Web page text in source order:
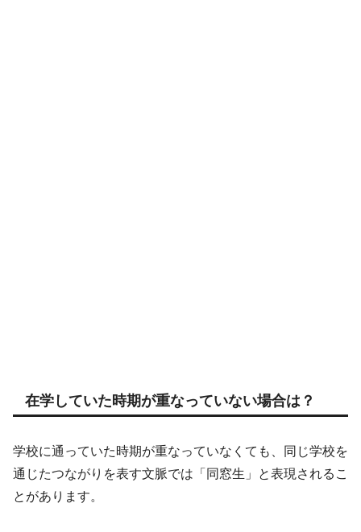
在学していた時期が重なっていない場合は？
学校に通っていた時期が重なっていなくても、同じ学校を
通じたつながりを表す文脈では「同窓生」と表現されるこ
とがあります。